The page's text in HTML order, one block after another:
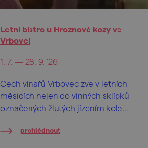
Letní bistro u Hroznové kozy ve
Vrbovci
1. 7. — 28. 9. '26
Cech vinařů Vrbovec zve v letních
měsících nejen do vinných sklípků
označených žlutých jízdním kolem,
uprostřed vinic, kde se o příjemné
prohlédnout